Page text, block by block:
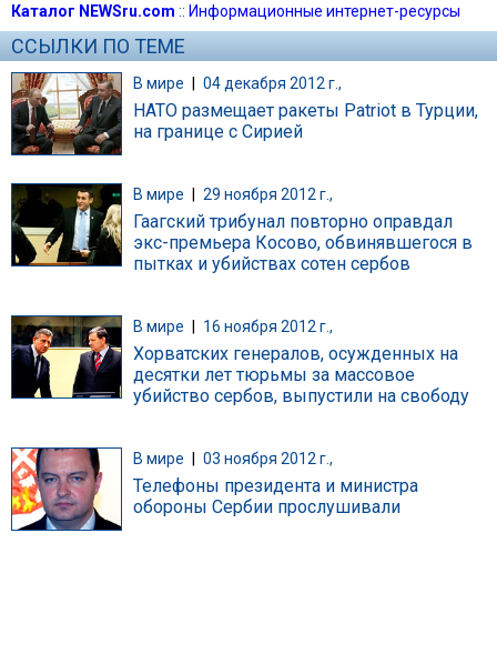
Каталог NEWSru.com :: Информационные интернет-ресурсы
ССЫЛКИ ПО ТЕМЕ
В мире | 04 декабря 2012 г.,
НАТО размещает ракеты Patriot в Турции,
на границе с Сирией
В мире 29 ноября 2012 г.,
Гаагский трибунал повторно оправдал
экс-премьера Косово, обвинявшегося в
пытках и убийствах сотен сербов
В мире 16 ноября 2012 г.,
Хорватских генералов, осужденных на
десятки лет тюрьмы за массовое
убийство сербов, выпустили на свободу
В мире 03 ноября 2012 г.,
Телефоны президента и министра
обороны Сербии прослушивали